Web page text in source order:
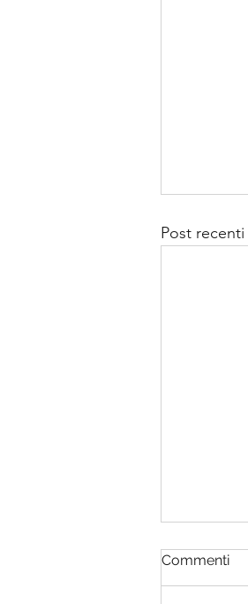
Post recenti
Commenti